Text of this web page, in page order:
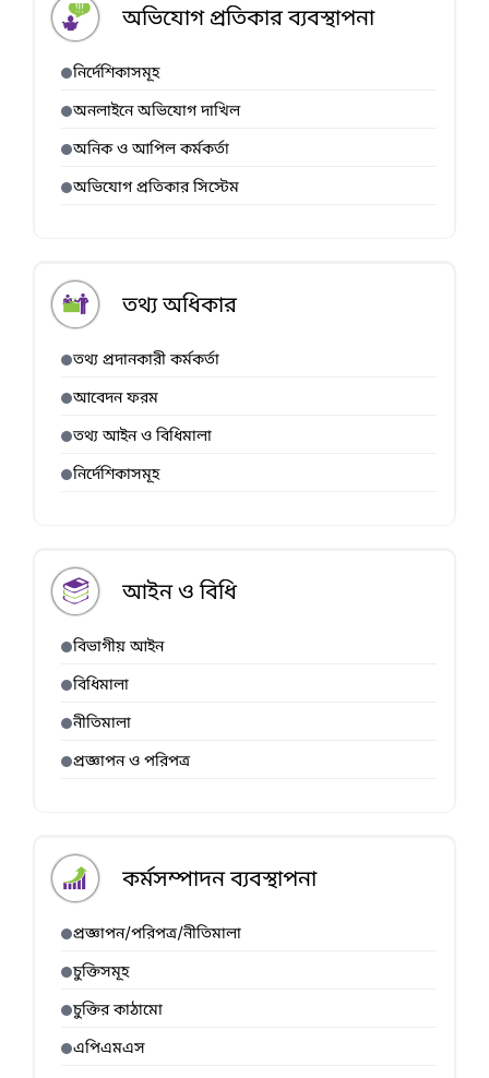
অভিযোগ প্রতিকার ব্যবস্থাপনা
নির্দেশিকাসমূহ
অনলাইনে অভিযোগ দাখিল
অনিক ও আপিল কর্মকর্তা
অভিযোগ প্রতিকার সিস্টেম
তথ্য অধিকার
তথ্য প্রদানকারী কর্মকর্তা
আবেদন ফরম
তথ্য আইন ও বিধিমালা
নির্দেশিকাসমূহ
আইন ও বিধি
বিভাগীয় আইন
বিধিমালা
নীতিমালা
প্রজ্ঞাপন ও পরিপত্র
কর্মসম্পাদন ব্যবস্থাপনা
প্রজ্ঞাপন/পরিপত্র/নীতিমালা
চুক্তিসমূহ
চুক্তির কাঠামো
এপিএমএস